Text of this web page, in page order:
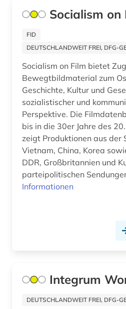
andreas (1)
anglistik (3)
anlagensicherheit (1)
ansichtspostkarte (1)
antarktis (1)
Europa (50)
Finnland (12)
Frankreich (23)
GUS (2)
Griechenland (2)
Großbritannien (21)
Hamburg (5)
Island (4)
Israel (10)
Socialism on
FID
DEUTSCHLANDWEIT FREI, DFG-
Socialism on Film bietet
Bewegtbildmaterial zum
Geschichte, Kultur und
sozialistischer und
Perspektive. Die
bis in die 30er Jahre des
zeigt Produktionen aus der
Vietnam, China, Korea
DDR, Großbritannien und Kuba.
parteipolitischen
Informationen
Integrum
DEUTSCHLANDWEIT FREI, DFG-